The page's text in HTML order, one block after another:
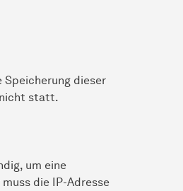
Speicherung dieser
nicht statt.
um eine
die IP-Adresse